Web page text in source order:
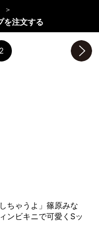
を注文する
2
ちゃうよ」篠原みな
ンビキニで可愛くSッ